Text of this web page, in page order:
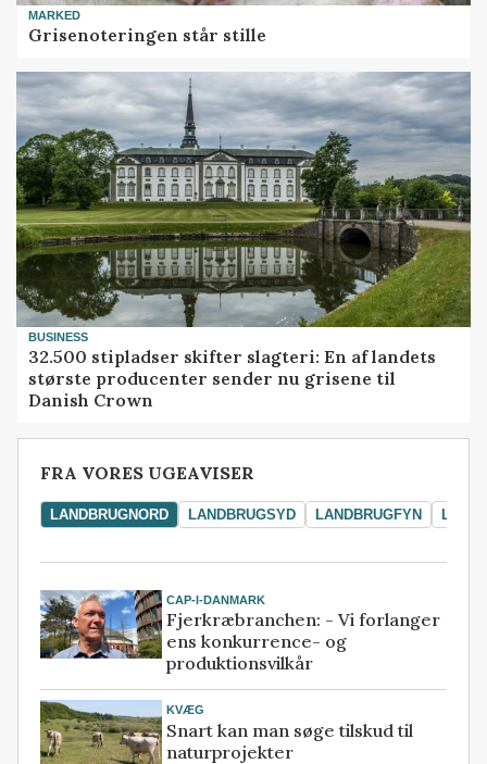
MARKED
Grisenoteringen står stille
BUSINESS
32.500 stipladser skifter slagteri: En af landets
største producenter sender nu grisene til
Danish Crown
FRA VORES UGEAVISER
LANDBRUGNORD LANDBRUGSYD LANDBRUGFYN
CAP-I-DANMARK
Fjerkræbranchen: - Vi forlanger
ens konkurrence- og
produktionsvilkår
KVÆG
Snart kan man søge tilskud til
naturprojekter